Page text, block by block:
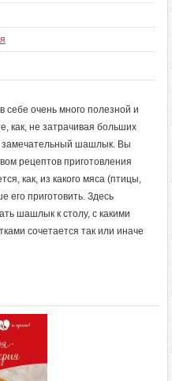
очень много полезной и
как, не затрачивая больших
замечательный шашлык. Вы
рецептов приготовления
как, из какого мяса (птицы,
приготовить. Здесь
шашлык к столу, с какими
сочетается так или иначе